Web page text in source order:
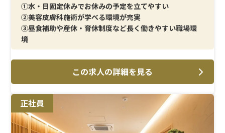
①水・日固定休みでお休みの予定を立てやすい
②美容皮膚科施術が学べる環境が充実
③昼食補助や産休・育休制度など長く働きやすい職場環
境
この求人の詳細を見る
正社員